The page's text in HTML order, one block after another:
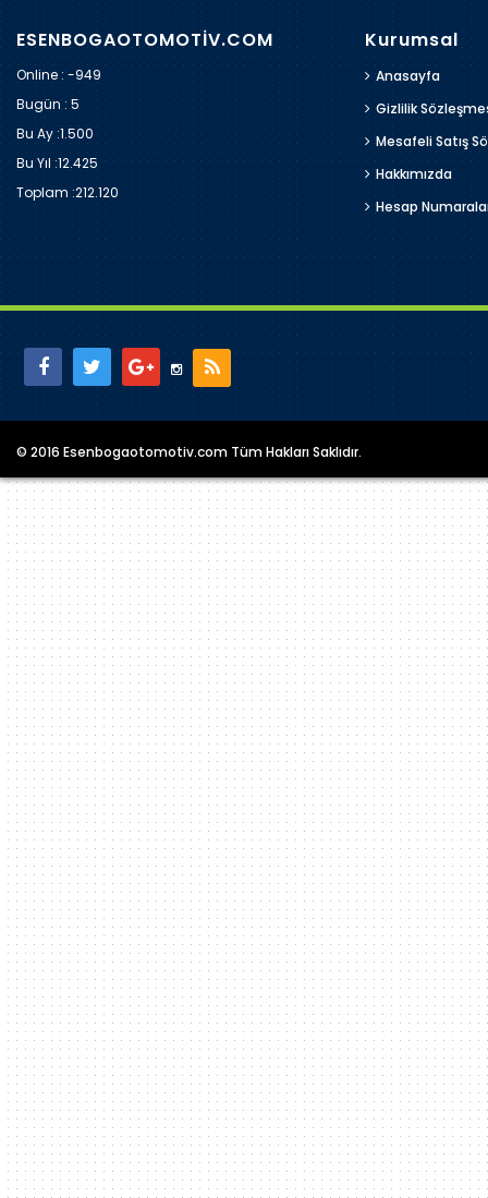
ESENBOGAOTOMOTİV.COM
Online : -949
Bugün :5
Bu Ay :1.500
Bu Yıl :12.425
Toplam :212.120
Kurumsal
Anasayfa
Gizlilik
Mesafeli Satış
Hakkımızda
Hesap
© 2016 Esenbogaotomotiv.com Tüm Hakları Saklıdır.